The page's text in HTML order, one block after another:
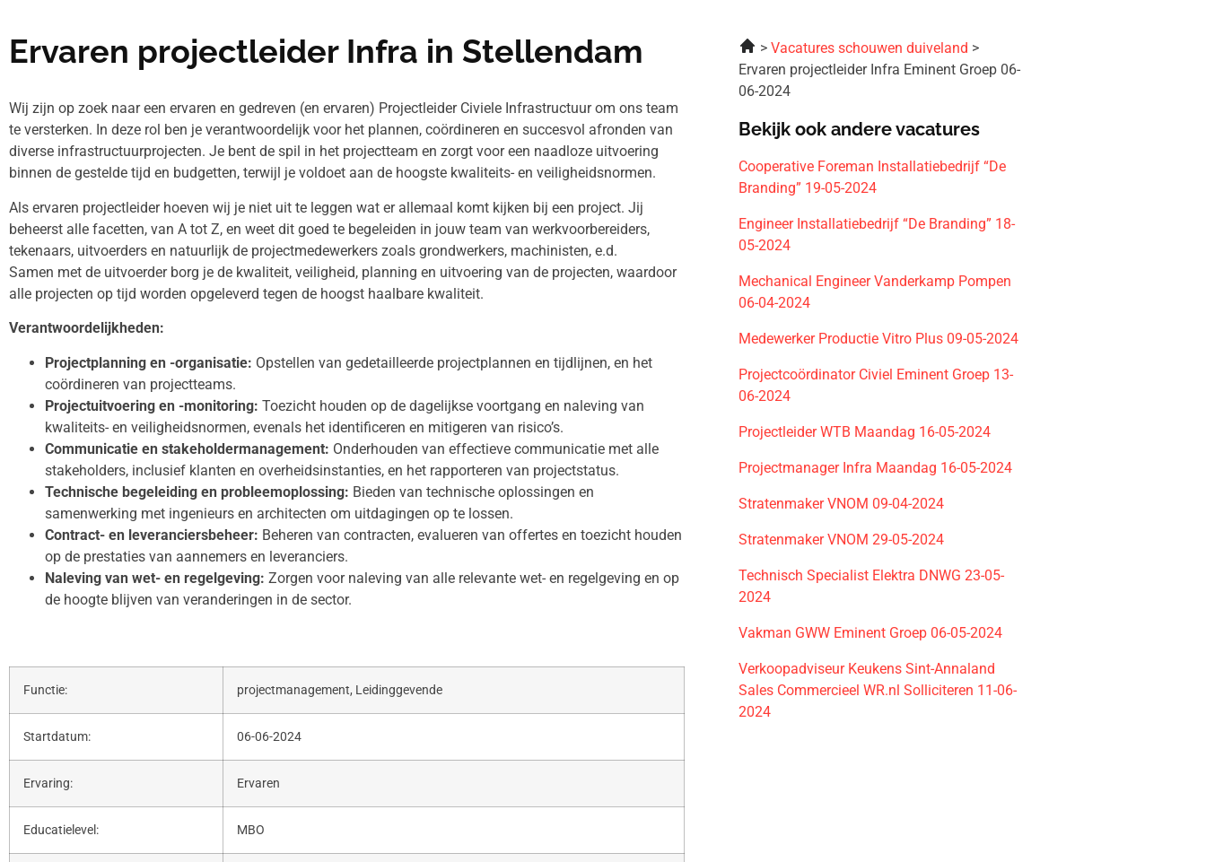
Ervaren projectleider Infra in Stellendam
Wij zijn op zoek naar een ervaren en gedreven (en ervaren) Projectleider Civiele Infrastructuur om ons team
te versterken. In deze rol ben je verantwoordelijk voor het plannen, coördineren en succesvol afronden van
diverse infrastructuurprojecten. Je bent de spil in het projectteam en zorgt voor een naadloze uitvoering
binnen de gestelde tijd en budgetten, terwijl je voldoet aan de hoogste kwaliteits- en veiligheidsnormen.
Als ervaren projectleider hoeven wij je niet uit te leggen wat er allemaal komt kijken bij een project. Jij
beheerst alle facetten, van A tot Z, en weet dit goed te begeleiden in jouw team van werkvoorbereiders,
tekenaars, uitvoerders en natuurlijk de projectmedewerkers zoals grondwerkers, machinisten, e.d.
Samen met de uitvoerder borg je de kwaliteit, veiligheid, planning en uitvoering van de projecten, waardoor
alle projecten op tijd worden opgeleverd tegen de hoogst haalbare kwaliteit.
Verantwoordelijkheden:
Projectplanning en -organisatie: Opstellen van gedetailleerde projectplannen en tijdlijnen, en het
coördineren van projectteams.
Projectuitvoering en -monitoring: Toezicht houden op de dagelijkse voortgang en naleving van
kwaliteits- en veiligheidsnormen, evenals het identificeren en mitigeren van risico’s.
Communicatie en stakeholdermanagement: Onderhouden van effectieve communicatie met alle
stakeholders, inclusief klanten en overheidsinstanties, en het rapporteren van projectstatus.
Technische begeleiding en probleemoplossing: Bieden van technische oplossingen en
samenwerking met ingenieurs en architecten om uitdagingen op te lossen.
Contract- en leveranciersbeheer: Beheren van contracten, evalueren van offertes en toezicht houden
op de prestaties van aannemers en leveranciers.
Naleving van wet- en regelgeving: Zorgen voor naleving van alle relevante wet- en regelgeving en op
de hoogte blijven van veranderingen in de sector.
Functie: projectmanagement, Leidinggevende
Startdatum: 06-06-2024
Ervaring: Ervaren
Educatielevel: MBO
Vacatures schouwen duiveland
Ervaren projectleider Infra Eminent Groep 06-
06-2024
Bekijk ook andere vacatures
Cooperative Foreman Installatiebedrijf “De
Branding” 19-05-2024
Engineer Installatiebedrijf “De Branding” 18-
05-2024
Mechanical Engineer Vanderkamp Pompen
06-04-2024
Medewerker Productie Vitro Plus 09-05-2024
Projectcoördinator Civiel Eminent Groep 13-
06-2024
Projectleider WTB Maandag 16-05-2024
Projectmanager Infra Maandag 16-05-2024
Stratenmaker VNOM 09-04-2024
Stratenmaker VNOM 29-05-2024
Technisch Specialist Elektra DNWG 23-05-
2024
Vakman GWW Eminent Groep 06-05-2024
Verkoopadviseur Keukens Sint-Annaland
Sales Commercieel WR.nl Solliciteren 11-06-
2024